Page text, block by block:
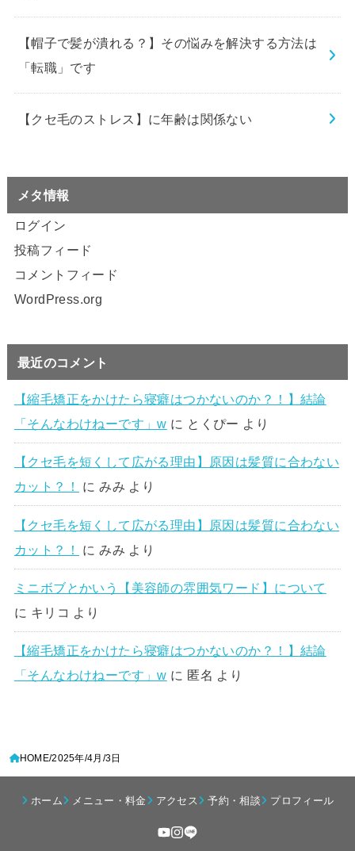
【帽子で髪が潰れる？】その悩みを解決する方法は
「転職」です
【クセ毛のストレス】に年齢は関係ない
メタ情報
ログイン
投稿フィード
コメントフィード
WordPress.org
最近のコメント
【縮毛矯正をかけたら寝癖はつかないのか？！】結論
「そんなわけねーです」w に とくぴー より
【クセ毛を短くして広がる理由】原因は髪質に合わない
カット？！
にみみ より
【クセ毛を短くして広がる理由】原因は髪質に合わない
カット？！
に みみ より
ミニボブとかいう【美容師の雰囲気ワード】について
に キリコ より
【縮毛矯正をかけたら寝癖はつかないのか？！】結論
「そんなわけねーです」w に 匿名 より
HOME 2025年 4月 3日
ホーム メニュー・料金 アクセス 予約・相談 プロフィール